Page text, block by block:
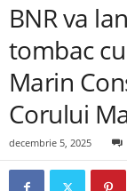
BNR va
tombac
Marin
Corului
decembrie 5, 2025